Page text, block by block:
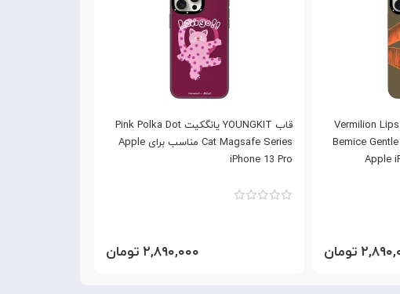
قاب YOUNGKIT یانگکیت Pink Polka Dot
Cat Magsafe Series مناسب برای Apple
iPhone 13 Pro
۲,۸۹۰,۰۰۰ تومان
قاب YOUNGKIT یانگکیت Vermilion Lips
Bemice
تومان